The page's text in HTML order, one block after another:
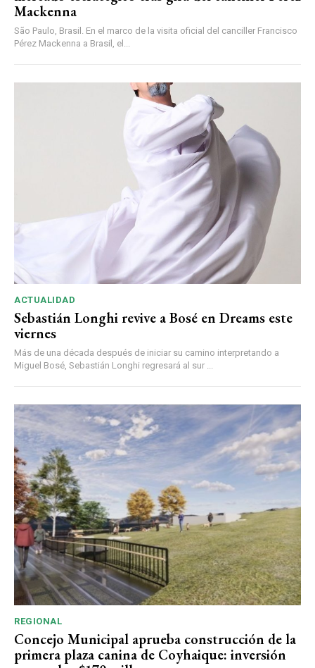
Mackenna
São Paulo, Brasil. En el marco de la visita oficial del canciller Francisco
Pérez Mackenna a Brasil, el...
ACTUALIDAD
Sebastián Longhi revive a Bosé en Dreams este
viernes
Más de una década después de iniciar su camino interpretando a
Miguel Bosé, Sebastián Longhi regresará al sur ...
REGIONAL
Concejo Municipal aprueba construcción de la
primera plaza canina de Coyhaique: inversión